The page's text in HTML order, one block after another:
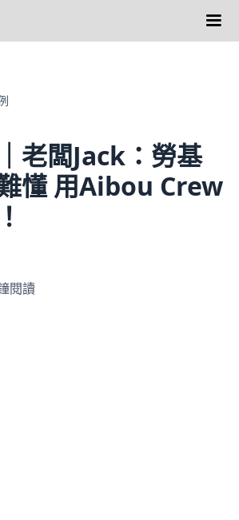
老闆Jack：勞基
懂 用Aibou Crew
閱讀